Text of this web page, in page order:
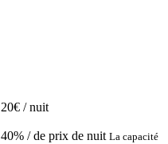
20€ / nuit
40% / de prix de nuit La capacité